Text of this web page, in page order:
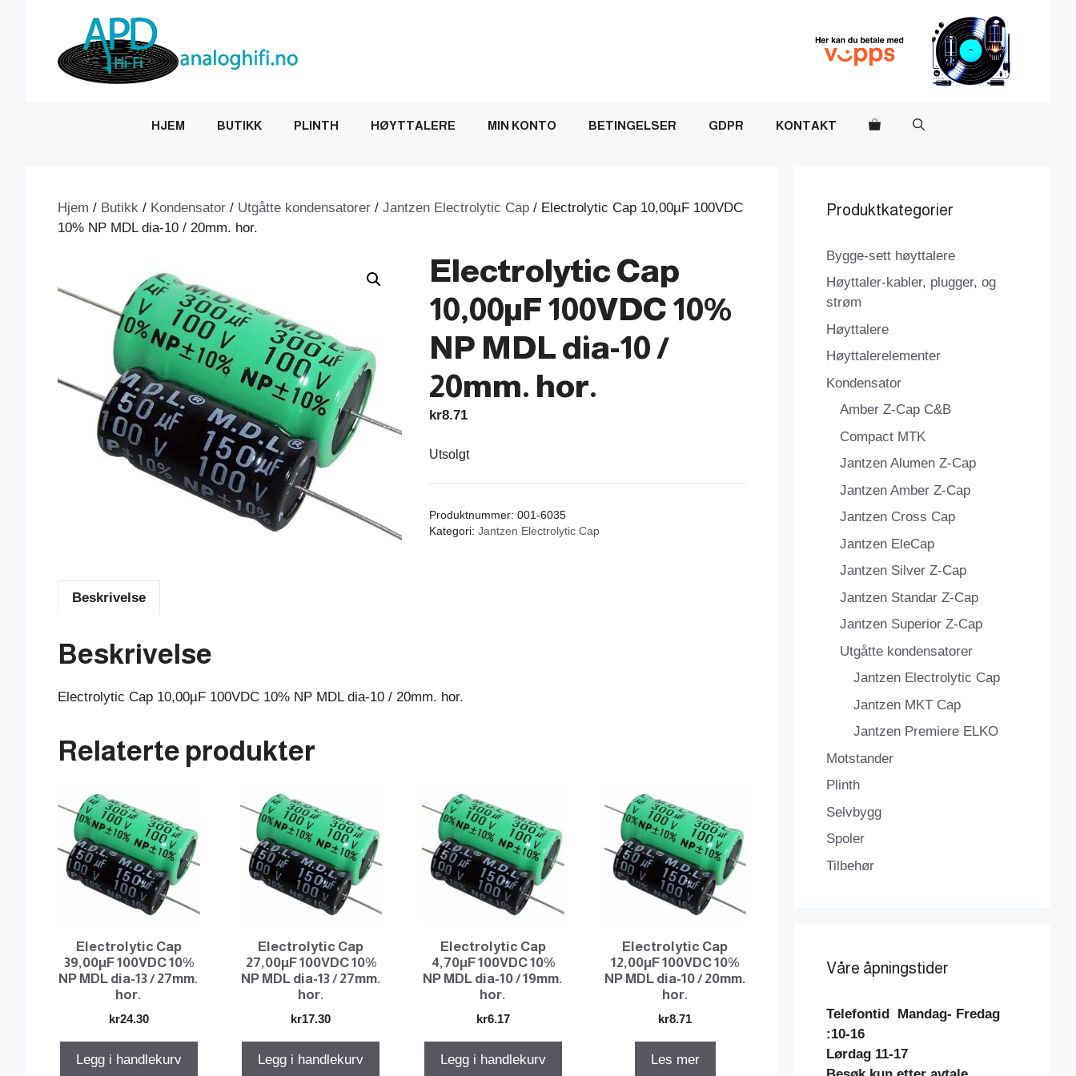
HJEM BUTIKK PLINTH HØYTTALERE MIN KONTO BETINGELSER GDPR KONTAKT
Hjem / Butikk / Kondensator / Utgåtte kondensatorer / Jantzen Electrolytic Cap / Electrolytic Cap 10,00µF 100VDC
10% NP MDL dia-10 / 20mm. hor.
Electrolytic Cap
10,00µF 100VDC 10%
NP MDL dia-10 /
20mm. hor.
kr8.71
Utsolgt
Produktnummer:001-6035
Kategori:Jantzen Electrolytic Cap
Beskrivelse
Beskrivelse
Electrolytic Cap 10,00µF 100VDC 10% NP MDL dia-10 / 20mm. hor.
Relaterte produkter
Electrolytic Cap
39,00µF 100VDC 10%
NP MDL dia-13 / 27mm.
hor.
kr24.30
Legg i handlekurv
Electrolytic Cap
27,00µF 100VDC 10%
NP MDL dia-13 / 27mm.
hor.
kr17.30
Legg i handlekurv
Electrolytic Cap
4,70µF 100VDC 10%
NP MDL dia-10 / 19mm.
hor.
kr6.17
Legg i handlekurv
Electrolytic Cap
12,00µF 100VDC 10%
NP MDL dia-10 / 20mm.
hor.
kr8.71
Les mer
Produktkategorier
Bygge-sett høyttalere
Høyttaler-kabler, plugger, og
strøm
Høyttalere
Høyttalerelementer
Kondensator
Amber Z-Cap C&B
Compact MTK
Jantzen Alumen Z-Cap
Jantzen Amber Z-Cap
Jantzen Cross Cap
Jantzen EleCap
Jantzen Silver Z-Cap
Jantzen Standar Z-Cap
Jantzen Superior Z-Cap
Utgåtte kondensatorer
Jantzen Electrolytic Cap
Jantzen MKT Cap
Jantzen Premiere ELKO
Motstander
Plinth
Selvbygg
Spoler
Tilbehør
Våre åpningstider
Telefontid Mandag- Fredag
:10-16
Lørdag 11-17